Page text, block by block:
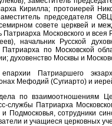
Кирилла; протоиерей
председателя
совете церквей и
Московского и всея
начальник Русской
по Московской
духовенство Москвы и
Патриаршего
Мефодий (Сугиарто) и
по взаимоотношениям
службы Патриарха
Подмосковья, сотрудники
и учащиеся церковных